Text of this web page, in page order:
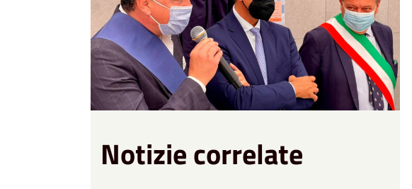
Notizie correlate